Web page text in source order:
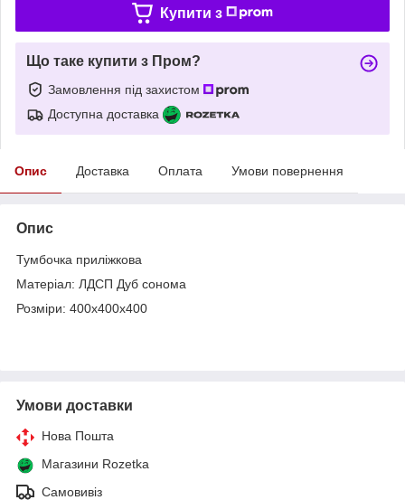
Купити з
Що таке купити з Пром?
Замовлення під захистом
Доступна доставка
Опис Доставка Оплата Умови повернення
Опис
Тумбочка приліжкова
Матеріал: ЛДСП Дуб сонома
Розміри: 400х400х400
Умови доставки
Нова Пошта
Магазини Rozetka
Самовивіз